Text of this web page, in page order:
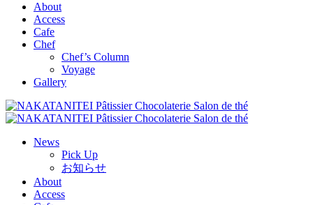
About
Access
Cafe
Chef
Chef’s Column
Voyage
Gallery
News
Pick Up
お知らせ
About
Access